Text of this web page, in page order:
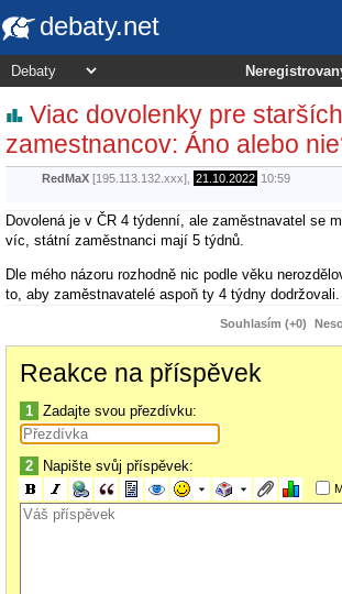
debaty.net
Viac dovolenky pre starších
zamestnancov: Áno alebo
RedMaX [195.113.132.xxx], 21.10.2022 10:59
Dovolená je v ČR 4 týdenní, ale zaměstnavatel se
víc, státní zaměstnanci mají 5 týdnů.
Dle mého názoru rozhodně nic podle věku
to, aby zaměstnavatelé aspoň ty 4 týdny dodržovali.
Souhlasím (+0)
Reakce na příspěvek
1 Zadajte svou přezdívku:
2 Napište svůj příspěvek: